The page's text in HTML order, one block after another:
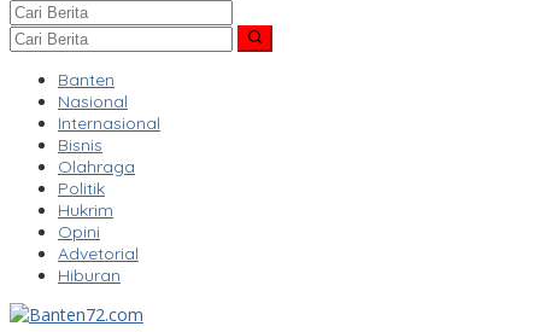
Banten
Nasional
Internasional
Bisnis
Olahraga
Politik
Hukrim
Opini
Advetorial
Hiburan